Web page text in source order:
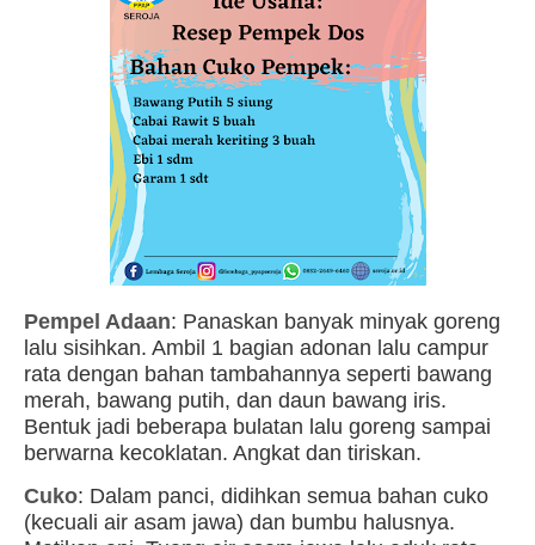
Pempel Adaan: Panaskan banyak minyak goreng
lalu sisihkan. Ambil 1 bagian adonan lalu campur
rata dengan bahan tambahannya seperti bawang
merah, bawang putih, dan daun bawang iris.
Bentuk jadi beberapa bulatan lalu goreng sampai
berwarna kecoklatan. Angkat dan tiriskan.
Cuko: Dalam panci, didihkan semua bahan cuko
(kecuali air asam jawa) dan bumbu halusnya.